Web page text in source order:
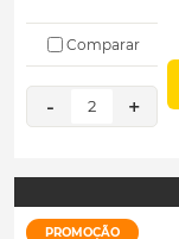
Comparar
- 2 +
PROMOÇÃO